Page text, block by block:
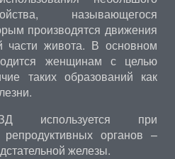
называющегося
производятся движения
части живота. В основном
женщинам с целью
таких образований как
используется при
органов –
железы.